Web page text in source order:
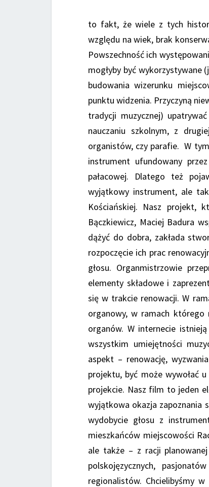
to fakt, że wiele z tych
względu na wiek, brak
Powszechność ich
mogłyby być wykorzystywane
budowania wizerunku
punktu widzenia. Przyczyną
tradycji muzycznej)
nauczaniu szkolnym, z
organistów, czy parafie. W
instrument ufundowany
pałacowej. Dlatego też
wyjątkowy instrument, ale
Kościańskiej. Nasz projekt,
Bączkiewicz, Maciej Badura
dążyć do dobra, zakłada
rozpoczęcie ich prac
głosu. Organmistrzowie
elementy składowe i
się w trakcie renowacji. W
organowy, w ramach którego
organów. W internecie
wszystkim umiejętności
aspekt – renowację,
projektu, być może wywołać
projekcie. Nasz film to jeden
wyjątkowa okazja zapoznania
wydobycie głosu z
mieszkańców miejscowości
ale także – z racji
polskojęzycznych,
regionalistów. Chcielibyśmy